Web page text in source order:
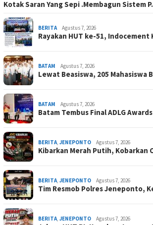
Kotak Saran Yang Sepi .Membagun Sistem
BERITA Agustus 7, 2026
Rayakan HUT ke-51,
BATAM Agustus 7, 2026
Lewat Beasiswa, 205 Mahasiswa
BATAM Agustus 7, 2026
Batam Tembus Final ADLG
BERITA, JENEPONTO Agustus 7, 2026
Kibarkan Merah Putih, Kobarkan
BERITA, JENEPONTO Agustus 7, 2026
Tim Resmob Polres Jeneponto,
BERITA, JENEPONTO Agustus 7, 2026